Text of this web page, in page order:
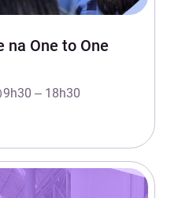
na One to One
9h30 – 18h30